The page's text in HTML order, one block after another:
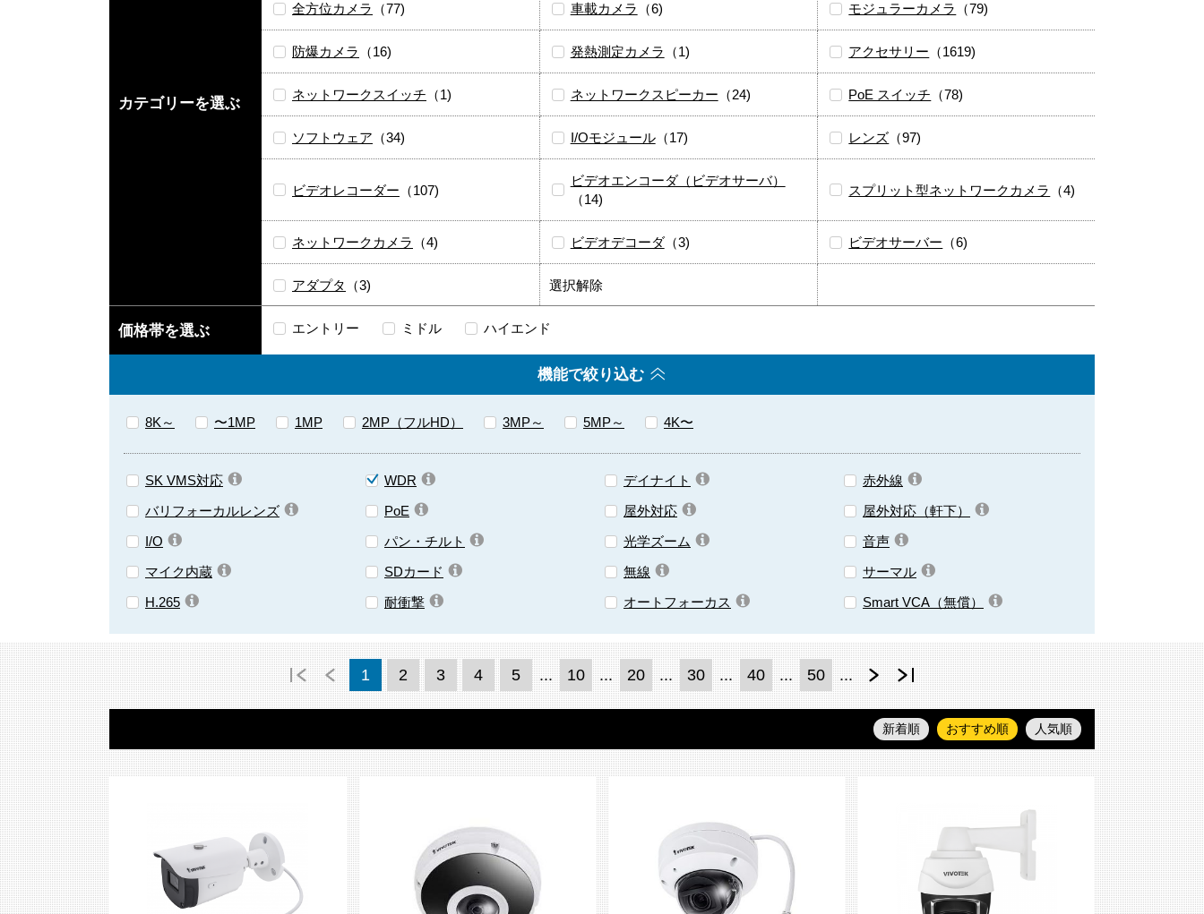
カテゴリーを選ぶ
全方位カメラ （77) 車載カメラ （6) モジュラーカメラ （79)
防爆カメラ （16) 発熱測定カメラ （1) アクセサリー （1619)
ネットワークスイッチ （1) ネットワークスピーカー （24) PoE スイッチ （78)
ソフトウェア （34) I/Oモジュール（17) レンズ （97)
ビデオレコーダー （107)
ビデオエンコーダ（ビデオサーバ）
（14)
スプリット型ネットワークカメラ （4)
ネットワークカメラ （4) ビデオデコーダ（3) ビデオサーバー （6)
アダプタ （3) 選択解除
価格帯を選ぶ エントリー ミドル ハイエンド
機能で絞り込む
8K～ 〜1MP 1MP 2MP（フルHD） 3MP～ 5MP～ 4K〜
SK VMS対応 WDR デイナイト
赤外線
バリフォーカルレンズ
PoE 屋外対応
屋外対応（軒下）
I/O
パン・チルト 光学ズーム
音声
マイク内蔵
SDカード 無線
サーマル
H.265
耐衝撃 オートフォーカス Smart VCA（無償）
1 2 3 4 5 ... 10 ... 20 ... 30 ... 40 ... 50 ...
新着順 おすすめ順 人気順